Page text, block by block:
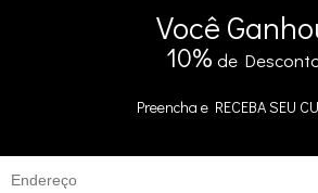
5% DE DESCONTO
Você
10% de
Preencha e RECEBA SEU